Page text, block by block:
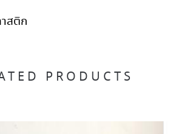
สติก
PRODUCTS